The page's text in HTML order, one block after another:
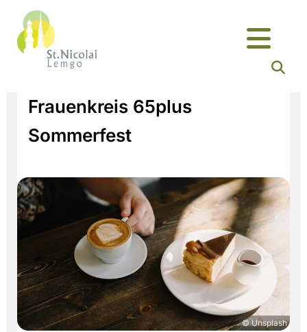
Frauenkreis 65plus
Sommerfest
© Unsplash